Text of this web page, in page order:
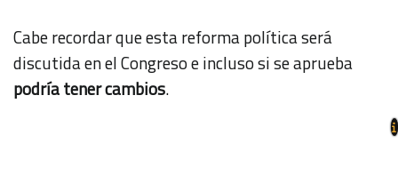
Cabe recordar que esta reforma política será
discutida en el Congreso e incluso si se aprueba
podría tener cambios.